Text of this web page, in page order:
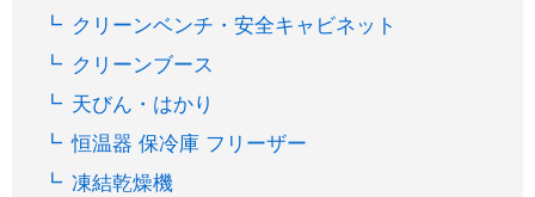
クリーンベンチ・安全キャビネット
クリーンブース
天びん・はかり
恒温器 保冷庫 フリーザー
凍結乾燥機